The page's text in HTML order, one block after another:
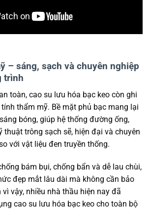
– sáng, sạch và chuyên nghiệp
trình
toàn, cao su lưu hóa bạc keo còn ghi
thẩm mỹ. Bề mặt phủ bạc mang lại
bóng, giúp hệ thống đường ống,
thuật trông sạch sẽ, hiện đại và chuyên
với vật liệu đen truyền thống.
bám bụi, chống bẩn và dễ lau chùi,
đẹp mắt lâu dài mà không cần bảo
vậy, nhiều nhà thầu hiện nay đã
cao su lưu hóa bạc keo cho toàn bộ